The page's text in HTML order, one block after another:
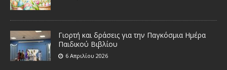
Γιορτή και δράσεις για την Παγκόσμια Ημέρα
Παιδικού Βιβλίου
6 Απριλίου 2026